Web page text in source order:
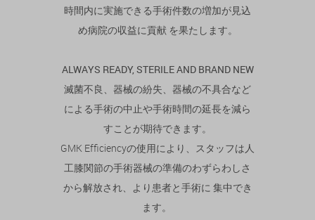
時間内に実施できる手術件数の増加が見込
め病院の収益に貢献 を果たします。
ALWAYS READY, STERILE AND BRAND NEW
滅菌不良、器械の紛失、器械の不具合など
による手術の中止や手術時間の延長を減ら
すことが期待できます。
GMK Efficiencyの使用により、スタッフは人
工膝関節の手術器械の準備のわずらわしさ
から解放され、より患者と手術に 集中でき
ます。